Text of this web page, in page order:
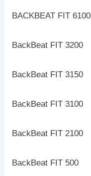
BACKBEAT FIT 6100
BackBeat FIT 3200
BackBeat FIT 3150
BackBeat FIT 3100
BackBeat FIT 2100
BackBeat FIT 500